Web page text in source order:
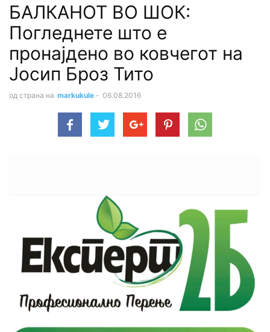
БАЛКАНОТ ВО ШОК:
Погледнете што е
пронајдено во ковчегот на
Јосип Броз Тито
од страна на markukule - 06.08.2016